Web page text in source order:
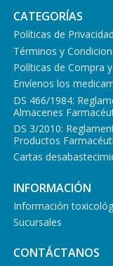
CATEGORÍAS
Políticas de Privacidad
Términos y
Políticas de Compra
Envíenos los
DS 466/1984:
Almacenes
DS 3/2010:
Productos
Cartas
INFORMACIÓN
Información
Sucursales
CONTÁCTANOS